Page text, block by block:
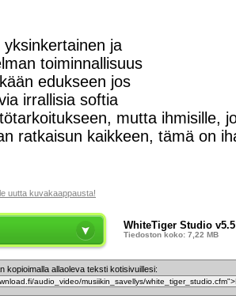
ja
toiminnallisuus
edukseen jos
irrallisia softia
mutta ihmisille,
ratkaisun kaikkeen, tämä on
uutta kuvakaappausta!
WhiteTiger Studio
Tiedoston koko: 7,22 MB
kopioimalla allaoleva teksti kotisivuillesi: